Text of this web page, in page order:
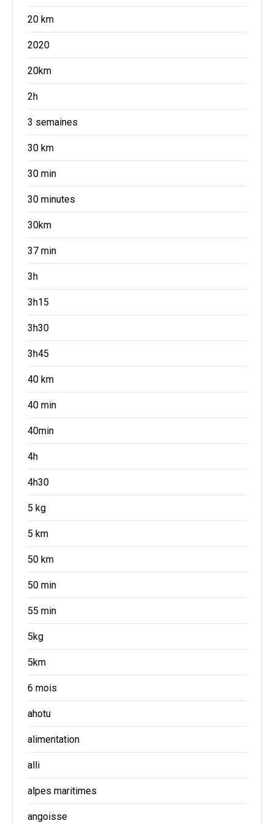
20 km
2020
20km
2h
3 semaines
30 km
30 min
30 minutes
30km
37 min
3h
3h15
3h30
3h45
40 km
40 min
40min
4h
4h30
5 kg
5 km
50 km
50 min
55 min
5kg
5km
6 mois
ahotu
alimentation
alli
alpes maritimes
angoisse